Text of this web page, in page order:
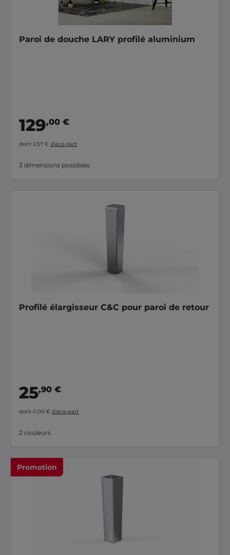
Paroi de douche LARY profilé aluminium
129,00 €
dont 2,57 € d’éco-part
3 dimensions possibles
Profilé élargisseur C&C pour paroi de retour
25,90 €
dont 0,00 € d’éco-part
2 couleurs
Promotion